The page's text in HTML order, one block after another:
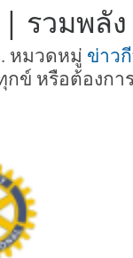
รวมพลั
หมวดหมู่ ข่าว
กข์ หรือต้องก